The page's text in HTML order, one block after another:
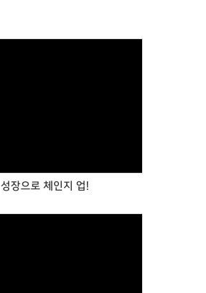
성장으로 체인지 업!